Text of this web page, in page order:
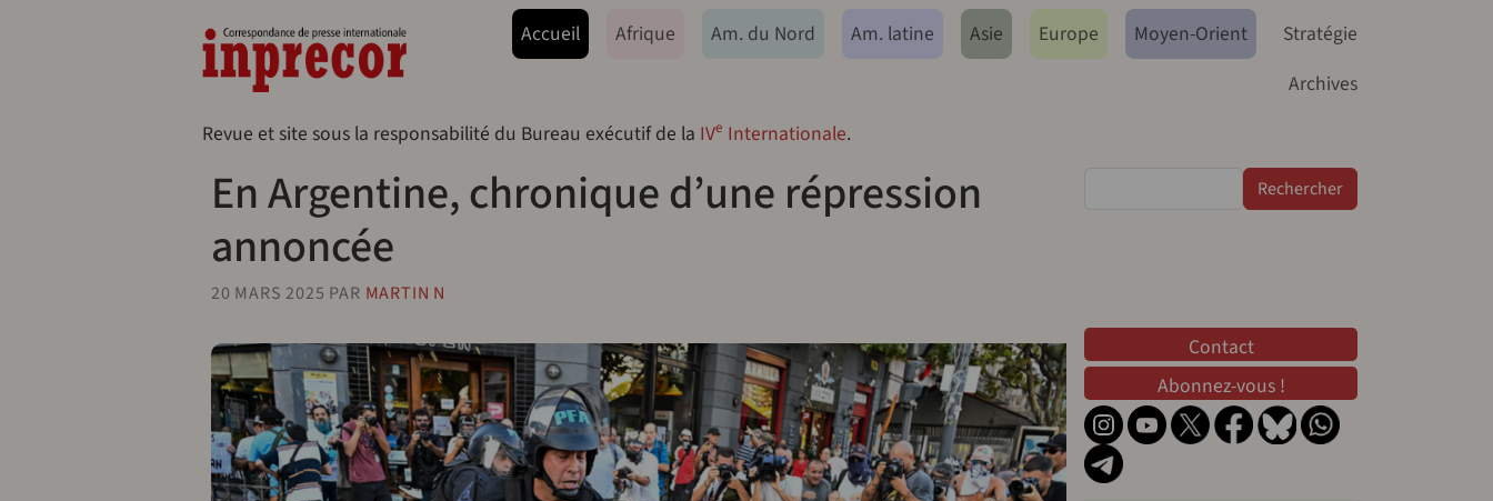
Navegação principal
Accueil Afrique Am. du Nord Am. latine Asie Europe Moyen-Orient
Stratégie
Archives
Revue et site sous la responsabilité du Bureau exécutif de la IVe Internationale.
En Argentine, chronique d’une répression
annoncée
20 MARS 2025 PAR MARTIN N
Contact
Abonnez-vous !